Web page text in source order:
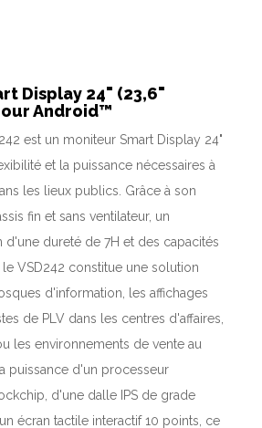
Display 24" (23,6"
Android™
est un moniteur Smart Display 24"
et la puissance nécessaires à
les lieux publics. Grâce à son
fin et sans ventilateur, un
d'une dureté de 7H et des capacités
VSD242 constitue une solution
d'information, les affichages
de PLV dans les centres d'affaires,
les environnements de vente au
puissance d'un processeur
d'une dalle IPS de grade
écran tactile interactif 10 points, ce